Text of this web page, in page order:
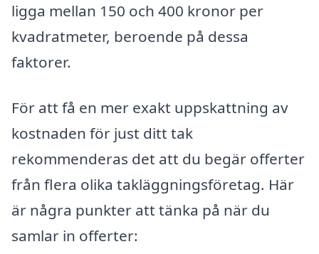
ligga mellan 150 och 400 kronor per
kvadratmeter, beroende på dessa
faktorer.
För att få en mer exakt uppskattning av
kostnaden för just ditt tak
rekommenderas det att du begär offerter
från flera olika takläggningsföretag. Här
är några punkter att tänka på när du
samlar in offerter: